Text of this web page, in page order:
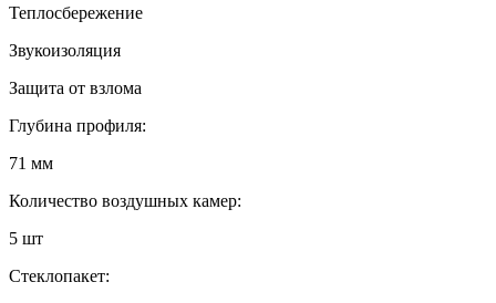
Теплосбережение
Звукоизоляция
Защита от взлома
Глубина профиля:
71 мм
Количество воздушных камер:
5 шт
Стеклопакет: